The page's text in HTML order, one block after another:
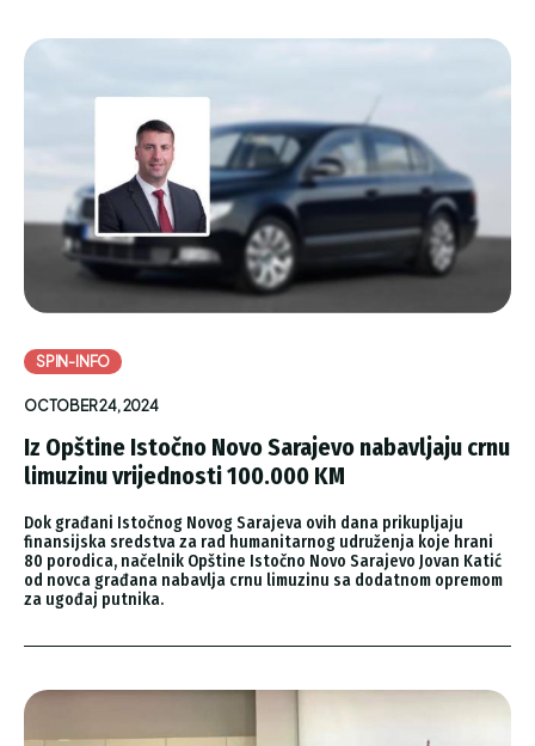
SPIN-INFO
OCTOBER 24, 2024
Iz Opštine Istočno Novo Sarajevo nabavljaju crnu
limuzinu vrijednosti 100.000 KM
Dok građani Istočnog Novog Sarajeva ovih dana prikupljaju
finansijska sredstva za rad humanitarnog udruženja koje hrani
80 porodica, načelnik Opštine Istočno Novo Sarajevo Jovan Katić
od novca građana nabavlja crnu limuzinu sa dodatnom opremom
za ugođaj putnika.